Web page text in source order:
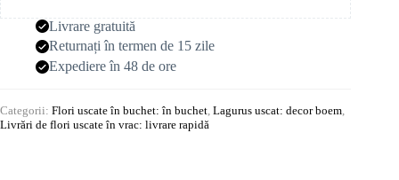
Livrare gratuită
Returnați în termen de 15 zile
Expediere în 48 de ore
Categorii: Flori uscate în buchet: în buchet, Lagurus uscat: decor boem,
Livrări de flori uscate în vrac: livrare rapidă